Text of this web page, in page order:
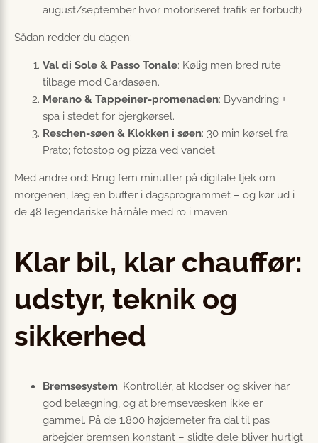
august/september hvor motoriseret trafik er forbudt)
Sådan redder du dagen:
Val di Sole & Passo Tonale: Kølig men bred rute
tilbage mod Gardasøen.
Merano & Tappeiner-promenaden: Byvandring +
spa i stedet for bjergkørsel.
Reschen-søen & Klokken i søen: 30 min kørsel fra
Prato; fotostop og pizza ved vandet.
Med andre ord: Brug fem minutter på digitale tjek om
morgenen, læg en buffer i dagsprogrammet – og kør ud i
de 48 legendariske hårnåle med ro i maven.
Klar bil, klar chauffør:
udstyr, teknik og
sikkerhed
Bremsesystem: Kontrollér, at klodser og skiver har
god belægning, og at bremsevæsken ikke er
gammel. På de 1.800 højdemeter fra dal til pas
arbejder bremsen konstant – slidte dele bliver hurtigt